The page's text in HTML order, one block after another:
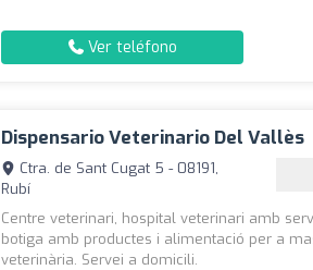
Ver teléfono
Dispensario Veterinario Del Vallès
Ctra. de Sant Cugat 5 - 08191,
Rubí
Centre veterinari, hospital veterinari amb
botiga amb productes i alimentació per a
veterinària. Servei a domicili.